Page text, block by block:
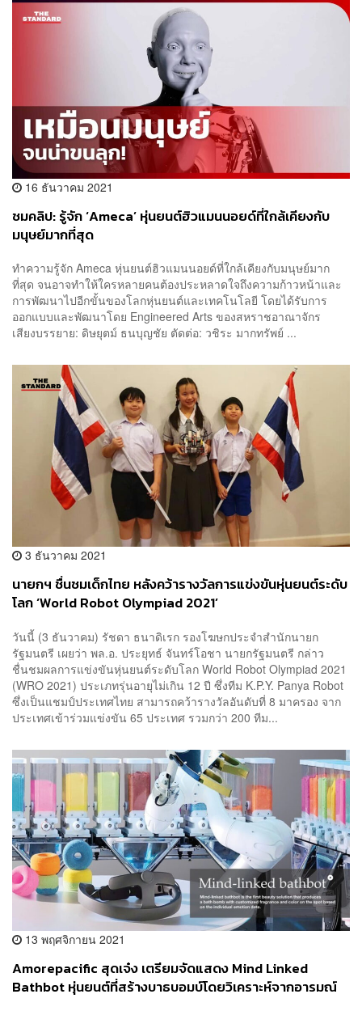
16 ธันวาคม 2021
ชมคลิป: รู้จัก ‘Ameca’ หุ่นยนต์ฮิวแมนนอยด์ที่ใกล้เคียงกับ
มนุษย์มากที่สุด
ทำความรู้จัก Ameca หุ่นยนต์ฮิวแมนนอยด์ที่ใกล้เคียงกับมนุษย์มาก
ที่สุด จนอาจทำให้ใครหลายคนต้องประหลาดใจถึงความก้าวหน้าและ
การพัฒนาไปอีกขั้นของโลกหุ่นยนต์และเทคโนโลยี โดยได้รับการ
ออกแบบและพัฒนาโดย Engineered Arts ของสหราชอาณาจักร
เสียงบรรยาย: ดิษยุตม์ ธนบุญชัย ตัดต่อ: วชิระ มากทรัพย์ ...
3 ธันวาคม 2021
นายกฯ ชื่นชมเด็กไทย หลังคว้ารางวัลการแข่งขันหุ่นยนต์ระดับ
โลก ‘World Robot Olympiad 2021’
วันนี้ (3 ธันวาคม) รัชดา ธนาดิเรก รองโฆษกประจำสำนักนายก
รัฐมนตรี เผยว่า พล.อ. ประยุทธ์ จันทร์โอชา นายกรัฐมนตรี กล่าว
ชื่นชมผลการแข่งขันหุ่นยนต์ระดับโลก World Robot Olympiad 2021
(WRO 2021) ประเภทรุ่นอายุไม่เกิน 12 ปี ซึ่งทีม K.P.Y. Panya Robot
ซึ่งเป็นแชมป์ประเทศไทย สามารถคว้ารางวัลอันดับที่ 8 มาครอง จาก
ประเทศเข้าร่วมแข่งขัน 65 ประเทศ รวมกว่า 200 ทีม...
13 พฤศจิกายน 2021
Amorepacific สุดเจ๋ง เตรียมจัดแสดง Mind Linked
Bathbot หุ่นยนต์ที่สร้างบาธบอมบ์โดยวิเคราะห์จากอารมณ์